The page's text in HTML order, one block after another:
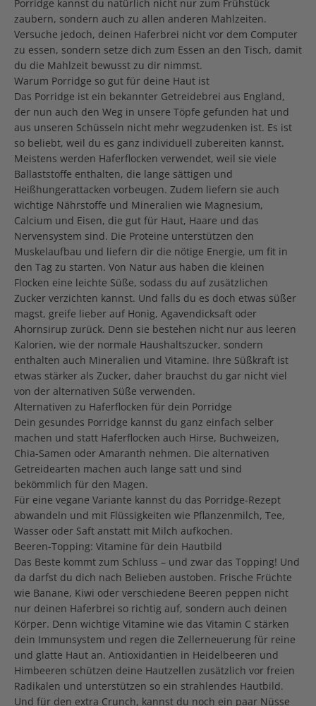
Porridge kannst du natürlich nicht nur zum Frühstück
zaubern, sondern auch zu allen anderen Mahlzeiten.
Versuche jedoch, deinen Haferbrei nicht vor dem Computer
zu essen, sondern setze dich zum Essen an den Tisch, damit
du die Mahlzeit bewusst zu dir nimmst.
Warum Porridge so gut für deine Haut ist
Das Porridge ist ein bekannter Getreidebrei aus England,
der nun auch den Weg in unsere Töpfe gefunden hat und
aus unseren Schüsseln nicht mehr wegzudenken ist. Es ist
so beliebt, weil du es ganz individuell zubereiten kannst.
Meistens werden Haferflocken verwendet, weil sie viele
Ballaststoffe enthalten, die lange sättigen und
Heißhungerattacken vorbeugen. Zudem liefern sie auch
wichtige Nährstoffe und Mineralien wie Magnesium,
Calcium und Eisen, die gut für Haut, Haare und das
Nervensystem sind. Die Proteine unterstützen den
Muskelaufbau und liefern dir die nötige Energie, um fit in
den Tag zu starten. Von Natur aus haben die kleinen
Flocken eine leichte Süße, sodass du auf zusätzlichen
Zucker verzichten kannst. Und falls du es doch etwas süßer
magst, greife lieber auf Honig, Agavendicksaft oder
Ahornsirup zurück. Denn sie bestehen nicht nur aus leeren
Kalorien, wie der normale Haushaltszucker, sondern
enthalten auch Mineralien und Vitamine. Ihre Süßkraft ist
etwas stärker als Zucker, daher brauchst du gar nicht viel
von der alternativen Süße verwenden.
Alternativen zu Haferflocken für dein Porridge
Dein gesundes Porridge kannst du ganz einfach selber
machen und statt Haferflocken auch Hirse, Buchweizen,
Chia-Samen oder Amaranth nehmen. Die alternativen
Getreidearten machen auch lange satt und sind
bekömmlich für den Magen.
Für eine vegane Variante kannst du das Porridge-Rezept
abwandeln und mit Flüssigkeiten wie Pflanzenmilch, Tee,
Wasser oder Saft anstatt mit Milch aufkochen.
Beeren-Topping: Vitamine für dein Hautbild
Das Beste kommt zum Schluss – und zwar das Topping! Und
da darfst du dich nach Belieben austoben. Frische Früchte
wie Banane, Kiwi oder verschiedene Beeren peppen nicht
nur deinen Haferbrei so richtig auf, sondern auch deinen
Körper. Denn wichtige Vitamine wie das Vitamin C stärken
dein Immunsystem und regen die Zellerneuerung für reine
und glatte Haut an. Antioxidantien in Heidelbeeren und
Himbeeren schützen deine Hautzellen zusätzlich vor freien
Radikalen und unterstützen so ein strahlendes Hautbild.
Und für den extra Crunch, kannst du noch ein paar Nüsse